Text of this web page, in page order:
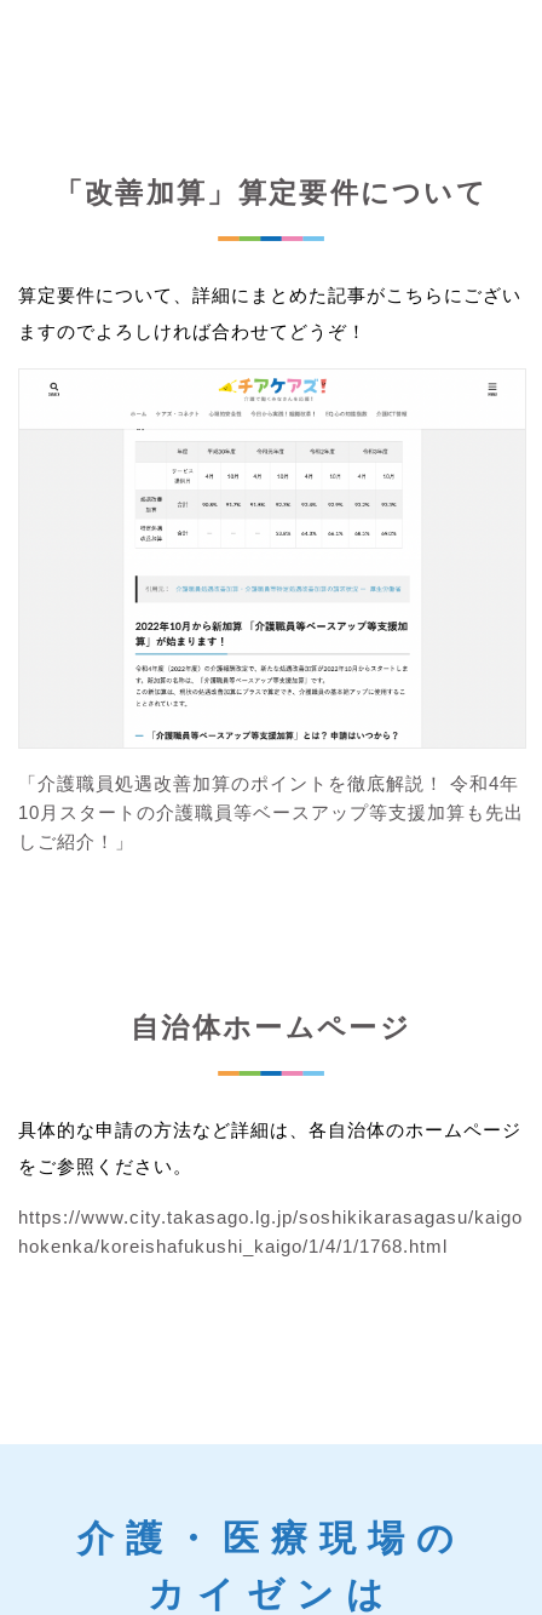
「改善加算」算定要件について
算定要件について、詳細にまとめた記事がこちらにござい
ますのでよろしければ合わせてどうぞ！
「介護職員処遇改善加算のポイントを徹底解説！ 令和4年
10月スタートの介護職員等ベースアップ等支援加算も先出
しご紹介！」
自治体ホームページ
具体的な申請の方法など詳細は、各自治体のホームページ
をご参照ください。
https://www.city.takasago.lg.jp/soshikikarasagasu/kaigo
hokenka/koreishafukushi_kaigo/1/4/1/1768.html
介護・医療現場の
カイゼンは